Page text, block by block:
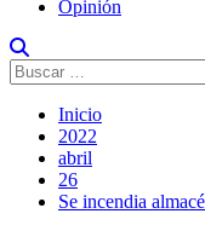
Opinión
Inicio
2022
abril
26
Se incendia